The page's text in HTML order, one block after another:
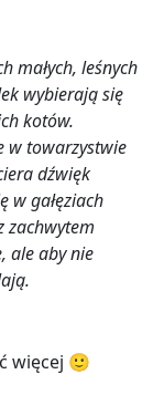
małych, leśnych
wybierają się
kotów.
w towarzystwie
dźwięk
w gałęziach
zachwytem
ale aby nie
więcej 🙂